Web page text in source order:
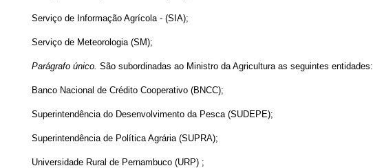
Serviço de Informação Agrícola - (SIA);
Serviço de Meteorologia (SM);
Parágrafo único. São subordinadas ao Ministro da Agricultura as seguintes entidades:
Banco Nacional de Crédito Cooperativo (BNCC);
Superintendência do Desenvolvimento da Pesca (SUDEPE);
Superintendência de Política Agrária (SUPRA);
Universidade Rural de Pernambuco (URP) ;